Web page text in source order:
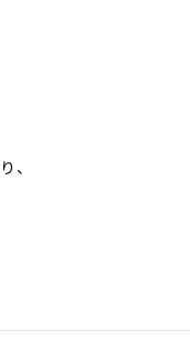
、